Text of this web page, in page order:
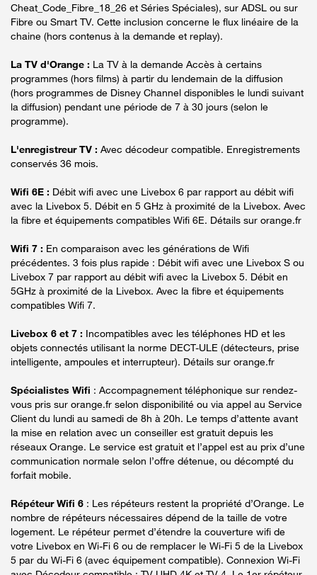
Cheat_Code_Fibre_18_26 et Séries Spéciales), sur ADSL ou sur
Fibre ou Smart TV. Cette inclusion concerne le flux linéaire de la
chaine (hors contenus à la demande et replay).
La TV d'Orange : La TV à la demande Accès à certains
programmes (hors films) à partir du lendemain de la diffusion
(hors programmes de Disney Channel disponibles le lundi suivant
la diffusion) pendant une période de 7 à 30 jours (selon le
programme).
L'enregistreur TV : Avec décodeur compatible. Enregistrements
conservés 36 mois.
Wifi 6E : Débit wifi avec une Livebox 6 par rapport au débit wifi
avec la Livebox 5. Débit en 5 GHz à proximité de la Livebox. Avec
la fibre et équipements compatibles Wifi 6E. Détails sur orange.fr
Wifi 7 : En comparaison avec les générations de Wifi
précédentes. 3 fois plus rapide : Débit wifi avec une Livebox S ou
Livebox 7 par rapport au débit wifi avec la Livebox 5. Débit en
5GHz à proximité de la Livebox. Avec la fibre et équipements
compatibles Wifi 7.
Livebox 6 et 7 : Incompatibles avec les téléphones HD et les
objets connectés utilisant la norme DECT-ULE (détecteurs, prise
intelligente, ampoules et interrupteur). Détails sur orange.fr
Spécialistes Wifi : Accompagnement téléphonique sur rendez-
vous pris sur orange.fr selon disponibilité ou via appel au Service
Client du lundi au samedi de 8h à 20h. Le temps d’attente avant
la mise en relation avec un conseiller est gratuit depuis les
réseaux Orange. Le service est gratuit et l’appel est au prix d’une
communication normale selon l’offre détenue, ou décompté du
forfait mobile.
Répéteur Wifi 6 : Les répéteurs restent la propriété d’Orange. Le
nombre de répéteurs nécessaires dépend de la taille de votre
logement. Le répéteur permet d’étendre la couverture wifi de
votre Livebox en Wi-Fi 6 ou de remplacer le Wi-Fi 5 de la Livebox
5 par du Wi-Fi 6 (avec équipement compatible). Connexion Wi-Fi